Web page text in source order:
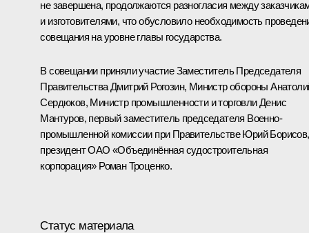
не завершена, продолжаются разногласия между
и изготовителями, что обусловило необходимость
совещания на уровне главы государства.
В совещании приняли участие Заместитель Председателя
ПравительстваДмитрий Рогозин, Министр обороны
Сердюков, Министр промышленности и торговли Денис
Мантуров, первый заместитель председателя Военно-
промышленной комиссии при Правительстве Юрий Борисов,
президент ОАО «Объединённая судостроительная
корпорация» Роман Троценко.
Статус материала